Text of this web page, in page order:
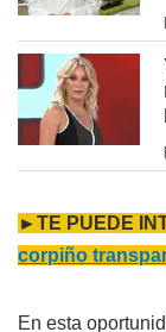
►TE PUEDE
corpiño
En esta